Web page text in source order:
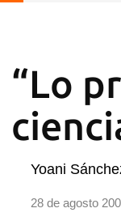
“Lo
Yoani
28 de agosto